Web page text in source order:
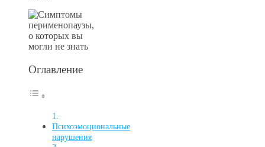
Оглавление
Психоэмоциональные
нарушения